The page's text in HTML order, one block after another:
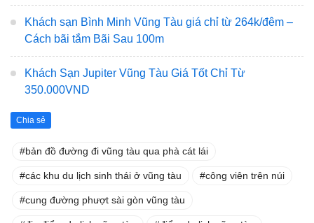
Khách sạn Bình Minh Vũng Tàu giá chỉ từ 264k/đêm –
Cách bãi tắm Bãi Sau 100m
Khách Sạn Jupiter Vũng Tàu Giá Tốt Chỉ Từ
350.000VND
Chia sẻ
bản đồ đường đi vũng tàu qua phà cát lái
các khu du lịch sinh thái ở vũng tàu công viên trên núi
cung đường phượt sài gòn vũng tàu